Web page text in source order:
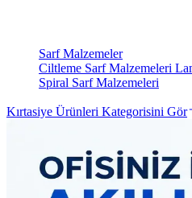
Sarf Malzemeler
Ciltleme Sarf Malzemeleri
Spiral Sarf Malzemeleri
Kırtasiye Ürünleri Kategorisini Gör